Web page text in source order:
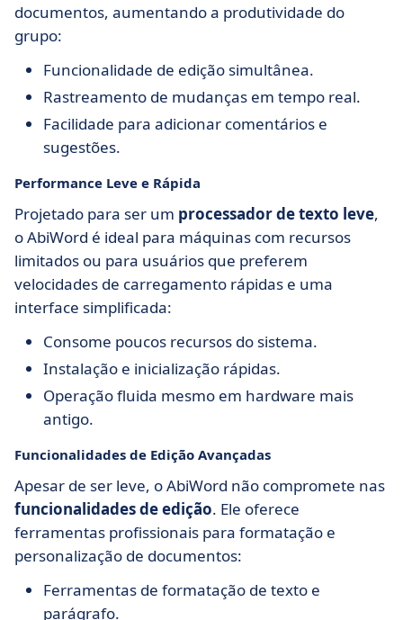
documentos, aumentando a produtividade do
grupo:
Funcionalidade de edição simultânea.
Rastreamento de mudanças em tempo real.
Facilidade para adicionar comentários e
sugestões.
Performance Leve e Rápida
Projetado para ser um processador de texto leve,
o AbiWord é ideal para máquinas com recursos
limitados ou para usuários que preferem
velocidades de carregamento rápidas e uma
interface simplificada:
Consome poucos recursos do sistema.
Instalação e inicialização rápidas.
Operação fluida mesmo em hardware mais
antigo.
Funcionalidades de Edição Avançadas
Apesar de ser leve, o AbiWord não compromete nas
funcionalidades de edição. Ele oferece
ferramentas profissionais para formatação e
personalização de documentos:
Ferramentas de formatação de texto e
parágrafo.